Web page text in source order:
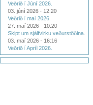
Veðrið í Júní 2026.
03. júní 2026 - 12:20
Veðrið í maí 2026.
27. maí 2026 - 10:20
Skipt um sjálfvirku veðurstöðina.
03. maí 2026 - 16:16
Veðrið í Apríl 2026.